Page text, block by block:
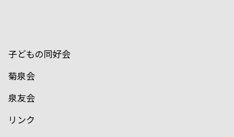
子どもの同好会
菊泉会
泉友会
リンク